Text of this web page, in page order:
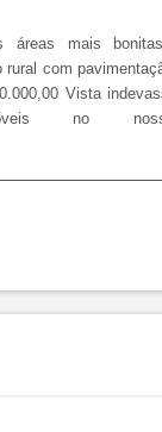
áreas mais
com
Vista
no